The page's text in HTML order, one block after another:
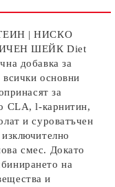
| НИСКО
ШЕЙК Diet
добавка за
всички основни
за
CLA, l-карнитин,
и суроватъчен
смес. Докато
на
и